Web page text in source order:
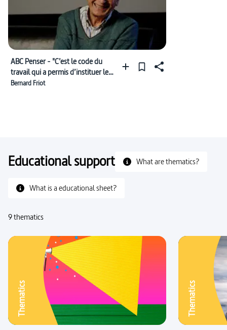
ABC Penser - "C’est le code du
travail qui a permis d’instituer le
travail"
Bernard Friot
Educational support What are thematics?
What is a educational sheet?
9 thematics
Thematics Thematics